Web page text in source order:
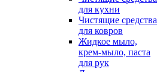
для кухни
Чистящие средства
для ковров
Жидкое мыло,
крем-мыло, паста
для рук